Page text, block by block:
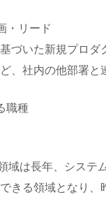
・リード
づいた新規プロ
、社内の他部署
職種
域は長年、システ
きる領域となり